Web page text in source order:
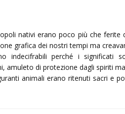
nativi erano poco più che
grafica dei nostri tempi ma
indecifrabili perché i significati
amuleto di protezione dagli spiriti
animali erano ritenuti sacri e